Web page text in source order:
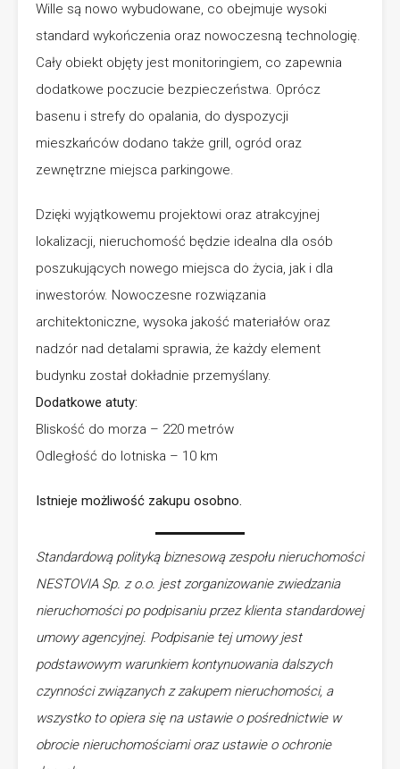
Wille są nowo wybudowane, co obejmuje wysoki
standard wykończenia oraz nowoczesną technologię.
Cały obiekt objęty jest monitoringiem, co zapewnia
dodatkowe poczucie bezpieczeństwa. Oprócz
basenu i strefy do opalania, do dyspozycji
mieszkańców dodano także grill, ogród oraz
zewnętrzne miejsca parkingowe.
Dzięki wyjątkowemu projektowi oraz atrakcyjnej
lokalizacji, nieruchomość będzie idealna dla osób
poszukujących nowego miejsca do życia, jak i dla
inwestorów. Nowoczesne rozwiązania
architektoniczne, wysoka jakość materiałów oraz
nadzór nad detalami sprawia, że każdy element
budynku został dokładnie przemyślany.
Dodatkowe atuty:
Bliskość do morza – 220 metrów
Odległość do lotniska – 10 km
Istnieje możliwość zakupu osobno.
Standardową polityką biznesową zespołu nieruchomości
NESTOVIA Sp. z o.o. jest zorganizowanie zwiedzania
nieruchomości po podpisaniu przez klienta standardowej
umowy agencyjnej. Podpisanie tej umowy jest
podstawowym warunkiem kontynuowania dalszych
czynności związanych z zakupem nieruchomości, a
wszystko to opiera się na ustawie o pośrednictwie w
obrocie nieruchomościami oraz ustawie o ochronie